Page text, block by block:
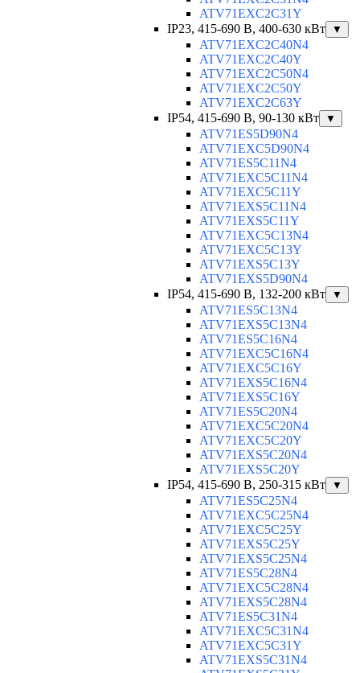
ATV71EXC2C31Y
IP23, 415-690 B, 400-630 кВт
▼
ATV71EXC2C40N4
ATV71EXC2C40Y
ATV71EXC2C50N4
ATV71EXC2C50Y
ATV71EXC2C63Y
IP54, 415-690 B, 90-130 кВт
▼
ATV71ES5D90N4
ATV71EXC5D90N4
ATV71ES5C11N4
ATV71EXC5C11N4
ATV71EXC5C11Y
ATV71EXS5C11N4
ATV71EXS5C11Y
ATV71EXC5C13N4
ATV71EXC5C13Y
ATV71EXS5C13Y
ATV71EXS5D90N4
IP54, 415-690 B, 132-200 кВт
▼
ATV71ES5C13N4
ATV71EXS5C13N4
ATV71ES5C16N4
ATV71EXC5C16N4
ATV71EXC5C16Y
ATV71EXS5C16N4
ATV71EXS5C16Y
ATV71ES5C20N4
ATV71EXC5C20N4
ATV71EXC5C20Y
ATV71EXS5C20N4
ATV71EXS5C20Y
IP54, 415-690 B, 250-315 кВт
▼
ATV71ES5C25N4
ATV71EXC5C25N4
ATV71EXC5C25Y
ATV71EXS5C25Y
ATV71EXS5C25N4
ATV71ES5C28N4
ATV71EXC5C28N4
ATV71EXS5C28N4
ATV71ES5C31N4
ATV71EXC5C31N4
ATV71EXC5C31Y
ATV71EXS5C31N4